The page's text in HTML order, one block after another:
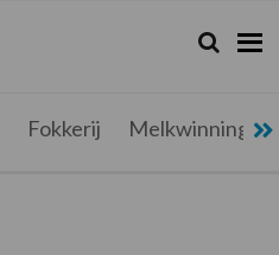
Zoeken...
Zoek
Fokkerij Melkwinning